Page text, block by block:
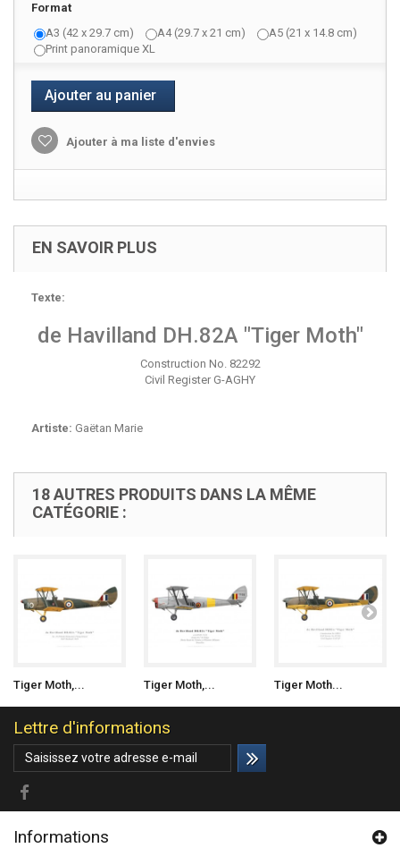
Format
A3 (42 x 29.7 cm)
A4 (29.7 x 21 cm)
A5 (21 x 14.8 cm)
Print panoramique XL
Ajouter au panier
Ajouter à ma liste d'envies
EN SAVOIR PLUS
Texte:
de Havilland DH.82A "Tiger Moth"
Construction No. 82292
Civil Register G-AGHY
Artiste: Gaëtan Marie
18 AUTRES PRODUITS DANS LA MÊME
CATÉGORIE :
Tiger Moth,... Tiger Moth,... Tiger Moth...
Lettre d'informations
Informations